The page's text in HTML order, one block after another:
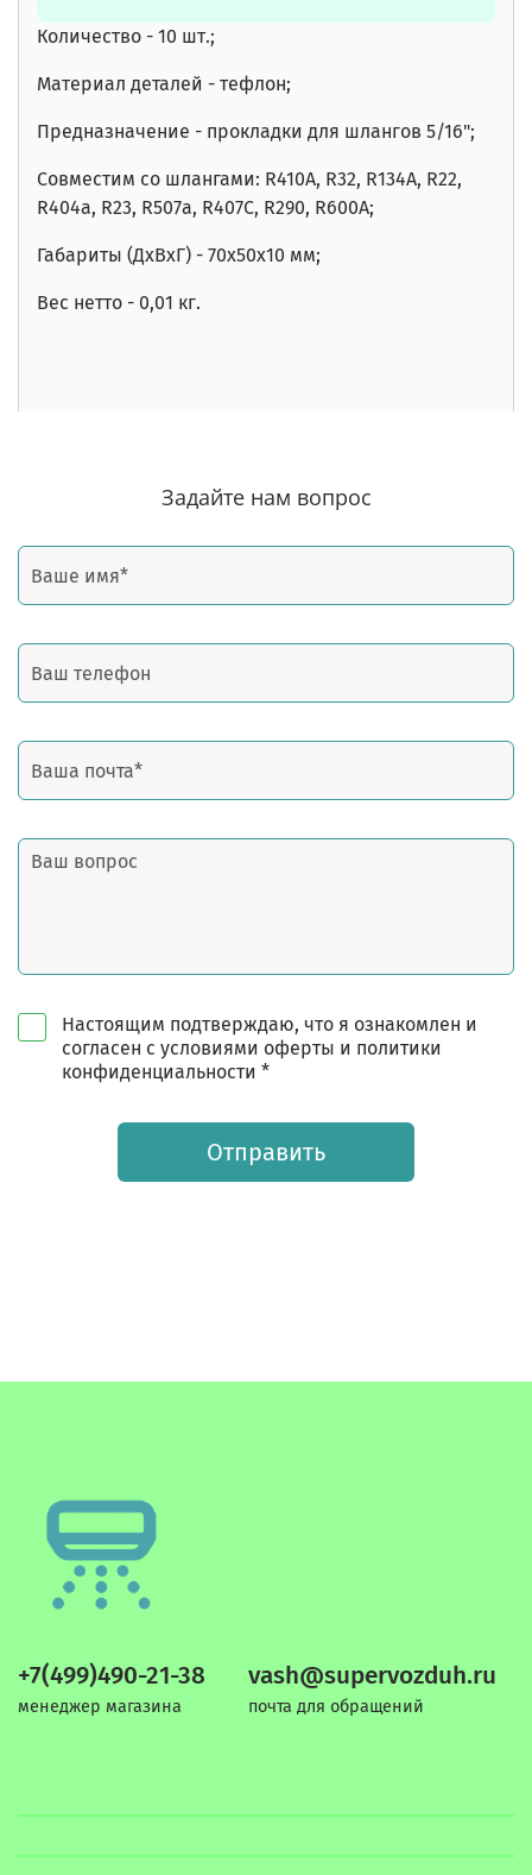
Количество - 10 шт.;
Материал деталей - тефлон;
Предназначение - прокладки для шлангов 5/16";
Совместим со шлангами: R410A, R32, R134A, R22,
R404a, R23, R507a, R407C, R290, R600A;
Габариты (ДхВхГ) - 70х50х10 мм;
Вес нетто - 0,01 кг.
Задайте нам вопрос
Настоящим подтверждаю, что я ознакомлен и
согласен с условиями оферты и политики
конфиденциальности *
Отправить
+7(499)490-21-38
менеджер магазина
vash@supervozduh.ru
почта для обращений